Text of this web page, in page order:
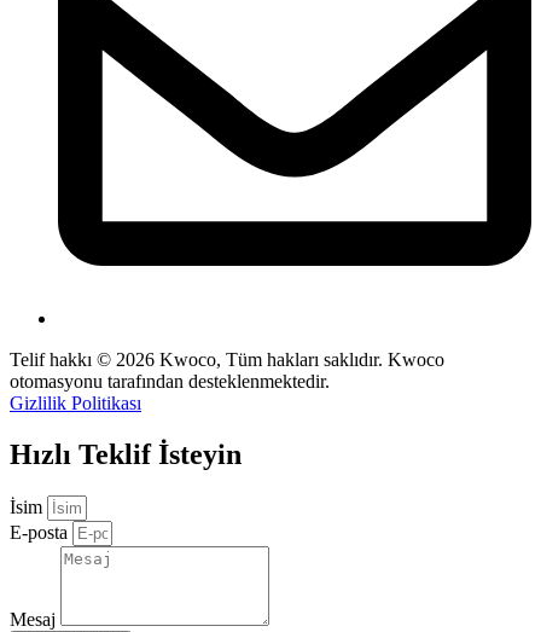
Telif hakkı © 2026 Kwoco, Tüm hakları saklıdır. Kwoco
otomasyonu tarafından desteklenmektedir.
Gizlilik Politikası
Hızlı Teklif İsteyin
İsim
E-posta
Mesaj